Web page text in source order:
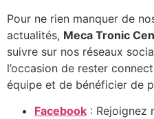
Pour ne rien manquer de
actualités, Meca Tronic
suivre sur nos réseaux
l’occasion de rester
équipe et de bénéficier de
Facebook : Rejoignez